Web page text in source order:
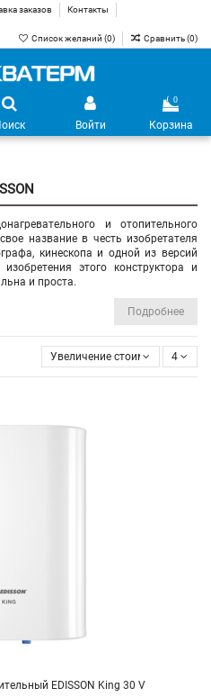
заказов
Контакты
Список желаний (0) Сравнить (0)
Войти
0
Корзина
и отопительного
название в честь изобретателя
кинескопа и одной из версий
этого конструктора и
и проста.
Подробнее
Увеличение стоимости 4
EDISSON King 30 V